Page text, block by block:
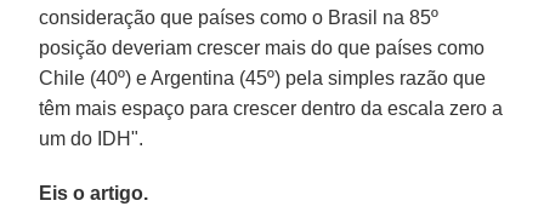
consideração que países como o Brasil na 85º
posição deveriam crescer mais do que países como
Chile (40º) e Argentina (45º) pela simples razão que
têm mais espaço para crescer dentro da escala zero a
um do IDH".
Eis o artigo.